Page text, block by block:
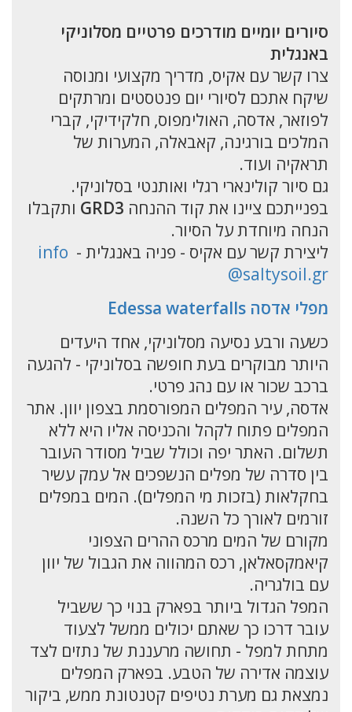
סיורים יומיים מודרכים פרטיים מסלוניקי
באנגלית
צרו קשר עם אקיס, מדריך מקצועי ומנוסה
שיקח אתכם לסיורי יום פנטסטים ומרתקים
לפוזאר, אדסה, האולימפוס, חלקידיקי, קברי
המלכים בורגינה, קאבאלה, המערות של
תראקיה ועוד.
גם סיור קולינארי רגלי ואותנטי בסלוניקי.
בפנייתכם ציינו את קוד ההנחה GRD3 ותקבלו
הנחה מיוחדת על הסיור.
ליצירת קשר עם אקיס - פניה באנגלית - info
@saltysoil.gr
מפלי אדסה Edessa waterfalls
כשעה ורבע נסיעה מסלוניקי, אחד היעדים
היותר מבוקרים בעת חופשה בסלוניקי - להגעה
ברכב שכור או עם נהג פרטי.
אדסה, עיר המפלים המפורסמת בצפון יוון. אתר
המפלים פתוח לקהל והכניסה אליו היא ללא
תשלום. האתר יפה וכולל שביל מסודר העובר
בין סדרה של מפלים הנשפכים אל עמק עשיר
בחקלאות (בזכות מי המפלים). המים במפלים
זורמים לאורך כל השנה.
מקורם של המים מרכס ההרים הצפוני
קיאמקסאלאן, רכס המהווה את הגבול של יוון
עם בולגריה.
המפל הגדול ביותר בפארק בנוי כך ששביל
עובר דרכו כך שאתם יכולים ממשל לצעוד
מתחת למפל - תחושה מרעננת של נתזים לצד
עוצמה אדירה של הטבע. בפארק המפלים
נמצאת גם מערת נטיפים קטנטונת ממש, ביקור